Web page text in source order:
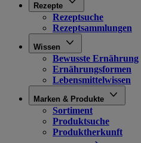
Rezepte
Rezeptsuche
Rezeptsammlungen
Wissen
Bewusste Ernährung
Ernährungsformen
Lebensmittelwissen
Marken & Produkte
Sortiment
Produktsuche
Produktherkunft